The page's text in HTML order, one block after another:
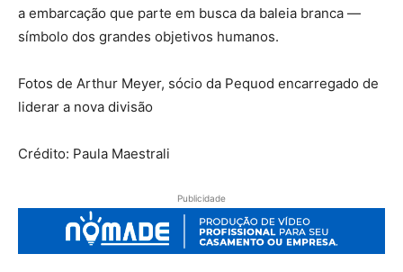
a embarcação que parte em busca da baleia branca —
símbolo dos grandes objetivos humanos.
Fotos de Arthur Meyer, sócio da Pequod encarregado de
liderar a nova divisão
Crédito: Paula Maestrali
Publicidade